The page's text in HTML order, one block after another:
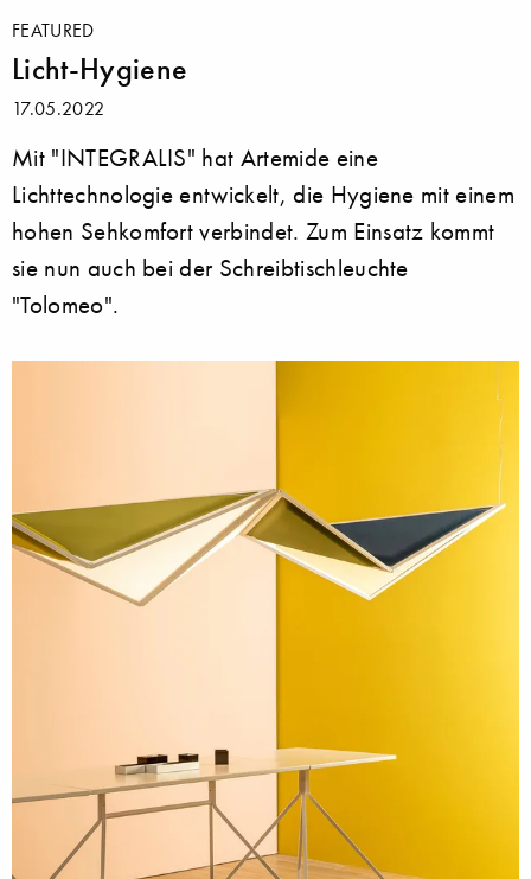
FEATURED
Licht-Hygiene
17.05.2022
Mit "INTEGRALIS" hat Artemide eine
Lichttechnologie entwickelt, die Hygiene mit einem
hohen Sehkomfort verbindet. Zum Einsatz kommt
sie nun auch bei der Schreibtischleuchte
"Tolomeo".